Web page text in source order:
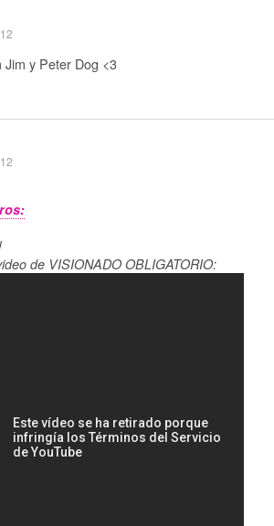
Jim y Peter Dog <3
de VISIONADO OBLIGATORIO: